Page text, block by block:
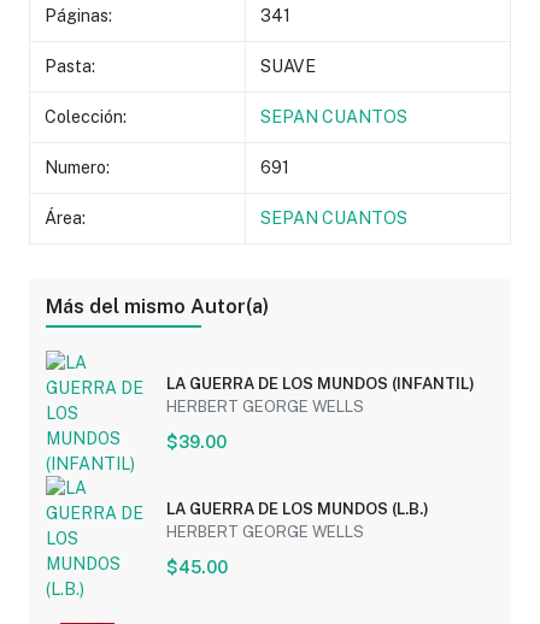
Páginas: 341
Pasta: SUAVE
Colección: SEPAN CUANTOS
Numero: 691
Área: SEPAN CUANTOS
Más del mismo Autor(a)
LA GUERRA DE LOS MUNDOS (INFANTIL)
HERBERT GEORGE WELLS
$39.00
LA GUERRA DE LOS MUNDOS (L.B.)
HERBERT GEORGE WELLS
$45.00